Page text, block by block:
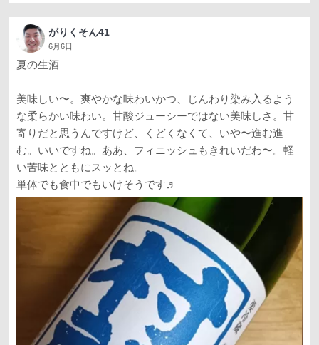
がりくそん41
6月6日
夏の生酒
美味しい〜。爽やかな味わいかつ、じんわり染み入るよう
な柔らかい味わい。甘酸ジューシーではない美味しさ。甘
寄りだと思うんですけど、くどくなくて、いや〜進む進
む。いいですね。ああ、フィニッシュもきれいだわ〜。軽
い苦味とともにスッとね。
単体でも食中でもいけそうです♬